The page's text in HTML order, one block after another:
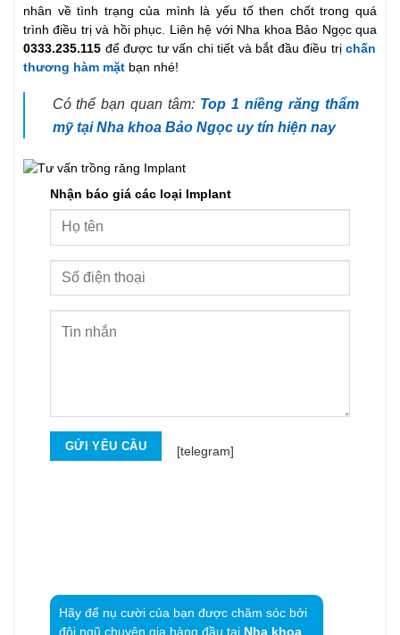
nhân về tình trạng của mình là yếu tố then chốt trong quá
trình điều trị và hồi phục. Liên hệ với Nha khoa Bảo Ngọc qua
0333.235.115 để được tư vấn chi tiết và bắt đầu điều trịchấn
thương hàm mặt bạn nhé!
Có thể bạn quan tâm: Top 1 niềng răng thẩm
mỹ tại Nha khoa Bảo Ngọc uy tín hiện nay
Nhận báo giá các loại Implant
[telegram]
Hãy để nụ cười của bạn được chăm sóc bởi
đội ngũ chuyên gia hàng đầu tại Nha khoa